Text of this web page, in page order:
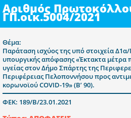
Αριθμός
ΓΠ.οικ.5004/2021
Θέμα:
Παράταση ισχύος της υπό στοιχεία
υπουργικής απόφασης «Έκτακτα μέτρα
υγείας στον Δήμο Σπάρτης της
Περιφέρειας Πελοποννήσου προς
κορωνοϊού COVID-19» (Β’ 90).
ΦΕΚ: 189/Β/23.01.2021